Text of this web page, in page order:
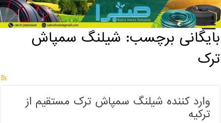
خانه / بایگانی برچسب: شیلنگ سمپاش ترک
بایگانی برچسب: شیلنگ سمپاش
ترک
وارد کننده شیلنگ سمپاش ترک مستقیم از
ترکیه